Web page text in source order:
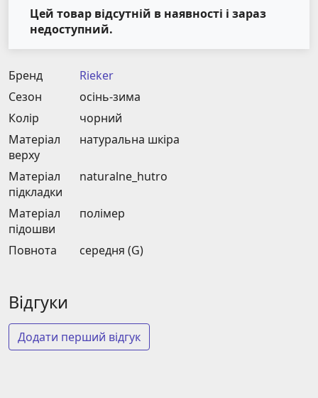
Цей товар відсутній в наявності і зараз
недоступний.
Бренд
Rieker
Сезон
осінь-зима
Колір
чорний
Матеріал
верху
натуральна шкіра
Матеріал
підкладки
naturalnе_hutro
Матеріал
підошви
полімер
Повнота середня (G)
Відгуки
Додати перший відгук